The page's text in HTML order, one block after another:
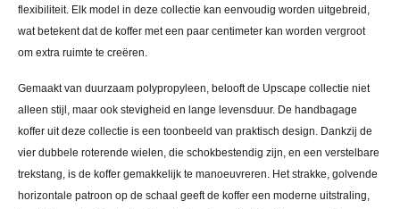
flexibiliteit. Elk model in deze collectie kan eenvoudig worden uitgebreid,
wat betekent dat de koffer met een paar centimeter kan worden vergroot
om extra ruimte te creëren.
Gemaakt van duurzaam polypropyleen, belooft de Upscape collectie niet
alleen stijl, maar ook stevigheid en lange levensduur. De handbagage
koffer uit deze collectie is een toonbeeld van praktisch design. Dankzij de
vier dubbele roterende wielen, die schokbestendig zijn, en een verstelbare
trekstang, is de koffer gemakkelijk te manoeuvreren. Het strakke, golvende
horizontale patroon op de schaal geeft de koffer een moderne uitstraling,